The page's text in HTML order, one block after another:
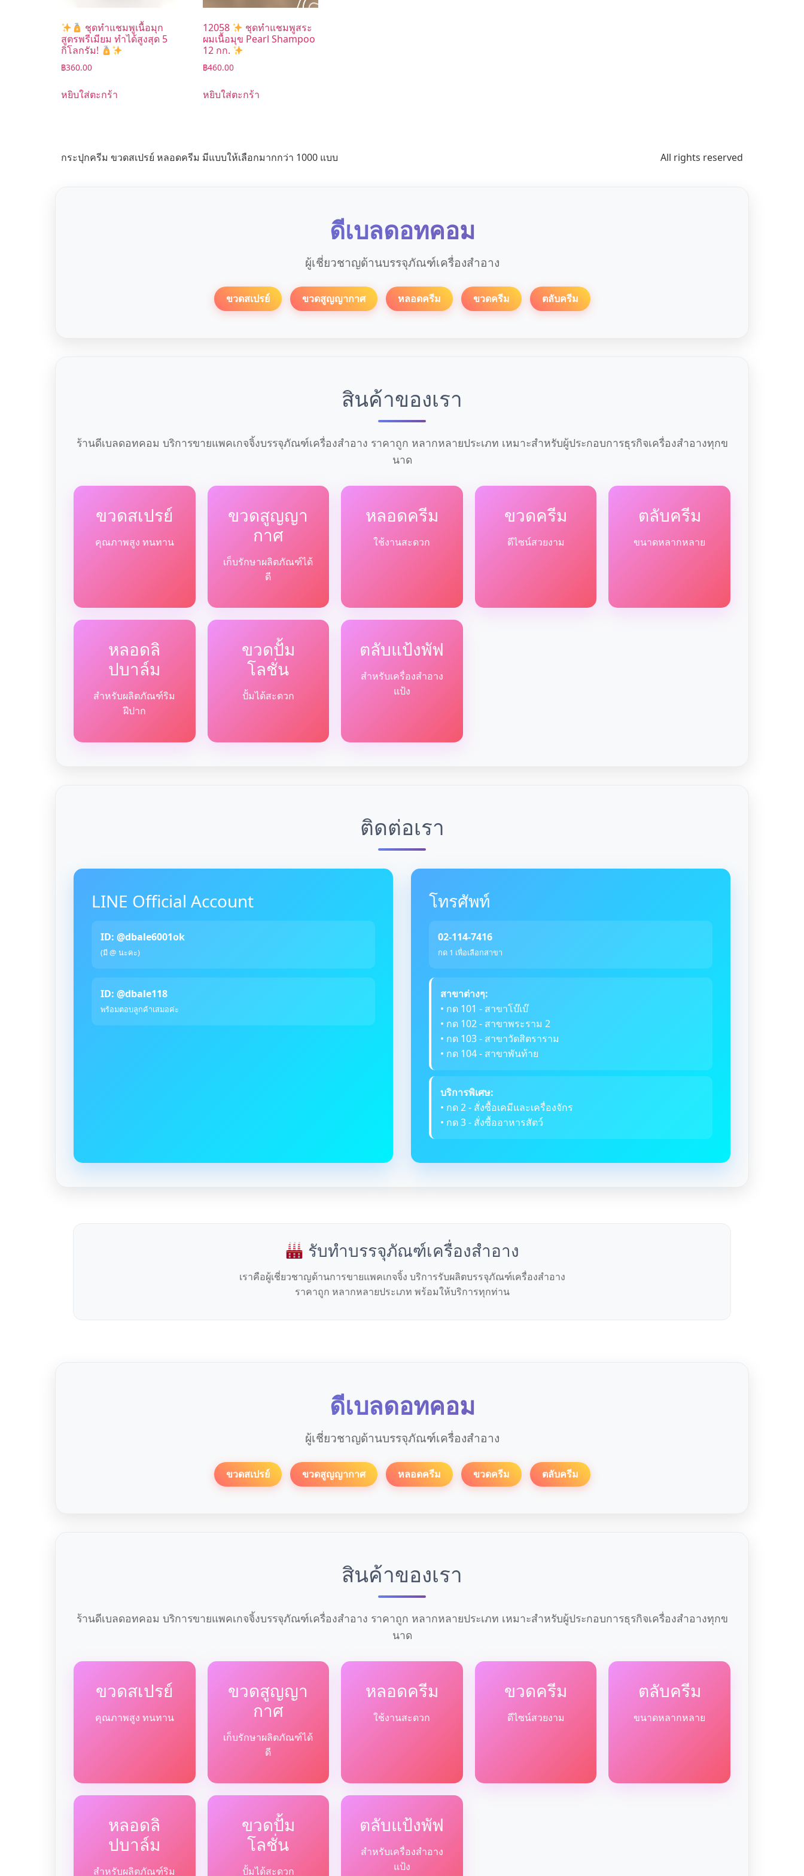
ชุดทำแชมพูเนื้อมุก
สูตรพรีเมียม ทำได้สูงสุด 5
กิโลกรัม!
฿360.00
หยิบใส่ตะกร้า
12058
ชุดทำแชมพูสระ
ผมเนื้อมุข Pearl Shampoo
12 กก.
฿460.00
หยิบใส่ตะกร้า
กระปุกครีม ขวดสเปรย์ หลอดครีม มีแบบให้เลือกมากกว่า 1000 แบบ All rights reserved
ดีเบลดอทคอม
ผู้เชี่ยวชาญด้านบรรจุภัณฑ์เครื่องสำอาง
ขวดสเปรย์ ขวดสูญญากาศ หลอดครีม ขวดครีม ตลับครีม
สินค้าของเรา
ร้านดีเบลดอทคอม บริการขายแพคเกจจิ้งบรรจุภัณฑ์เครื่องสำอาง ราคาถูก หลากหลายประเภท เหมาะสำหรับผู้ประกอบการธุรกิจเครื่องสำอางทุกข
นาด
ขวดสเปรย์
คุณภาพสูง ทนทาน
ขวดสูญญา
กาศ
เก็บรักษาผลิตภัณฑ์ได้
ดี
หลอดครีม
ใช้งานสะดวก
ขวดครีม
ดีไซน์สวยงาม
ตลับครีม
ขนาดหลากหลาย
หลอดลิ
ปบาล์ม
สำหรับผลิตภัณฑ์ริม
ฝีปาก
ขวดปั้ม
โลชั่น
ปั้มได้สะดวก
ตลับแป้งพัฟ
สำหรับเครื่องสำอาง
แป้ง
ติดต่อเรา
LINE Official Account
ID: @dbale6001ok
(มี @ นะคะ)
ID: @dbale118
พร้อมตอบลูกค้าเสมอค่ะ
โทรศัพท์
02-114-7416
กด 1 เพื่อเลือกสาขา
สาขาต่างๆ:
• กด 101 - สาขาโบ๊เบ๊
• กด 102 - สาขาพระราม 2
• กด 103 - สาขาวัดสิตราราม
• กด 104 - สาขาพันท้าย
บริการพิเศษ:
• กด 2 - สั่งซื้อเคมีและเครื่องจักร
• กด 3 - สั่งซื้ออาหารสัตว์
รับทำบรรจุภัณฑ์เครื่องสำอาง
เราคือผู้เชี่ยวชาญด้านการขายแพคเกจจิ้ง บริการรับผลิตบรรจุภัณฑ์เครื่องสำอาง
ราคาถูก หลากหลายประเภท พร้อมให้บริการทุกท่าน
ดีเบลดอทคอม
ผู้เชี่ยวชาญด้านบรรจุภัณฑ์เครื่องสำอาง
ขวดสเปรย์ ขวดสูญญากาศ หลอดครีม ขวดครีม ตลับครีม
สินค้าของเรา
ร้านดีเบลดอทคอม บริการขายแพคเกจจิ้งบรรจุภัณฑ์เครื่องสำอาง ราคาถูก หลากหลายประเภท เหมาะสำหรับผู้ประกอบการธุรกิจเครื่องสำอางทุกข
นาด
ขวดสเปรย์
คุณภาพสูง ทนทาน
ขวดสูญญา
กาศ
เก็บรักษาผลิตภัณฑ์ได้
ดี
หลอดครีม
ใช้งานสะดวก
ขวดครีม
ดีไซน์สวยงาม
ตลับครีม
ขนาดหลากหลาย
หลอดลิ
ปบาล์ม
สำหรับผลิตภัณฑ์ริม
ขวดปั้ม
โลชั่น
ปั้มได้สะดวก
ตลับแป้งพัฟ
สำหรับเครื่องสำอาง
แป้ง